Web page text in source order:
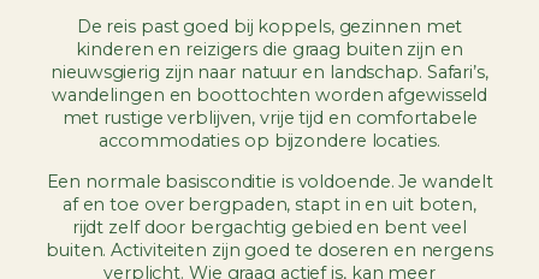
De reis past goed bij koppels, gezinnen met
kinderen en reizigers die graag buiten zijn en
nieuwsgierig zijn naar natuur en landschap. Safari’s,
wandelingen en boottochten worden afgewisseld
met rustige verblijven, vrije tijd en comfortabele
accommodaties op bijzondere locaties.
Een normale basisconditie is voldoende. Je wandelt
af en toe over bergpaden, stapt in en uit boten,
rijdt zelf door bergachtig gebied en bent veel
buiten. Activiteiten zijn goed te doseren en nergens
verplicht. Wie graag actief is, kan meer